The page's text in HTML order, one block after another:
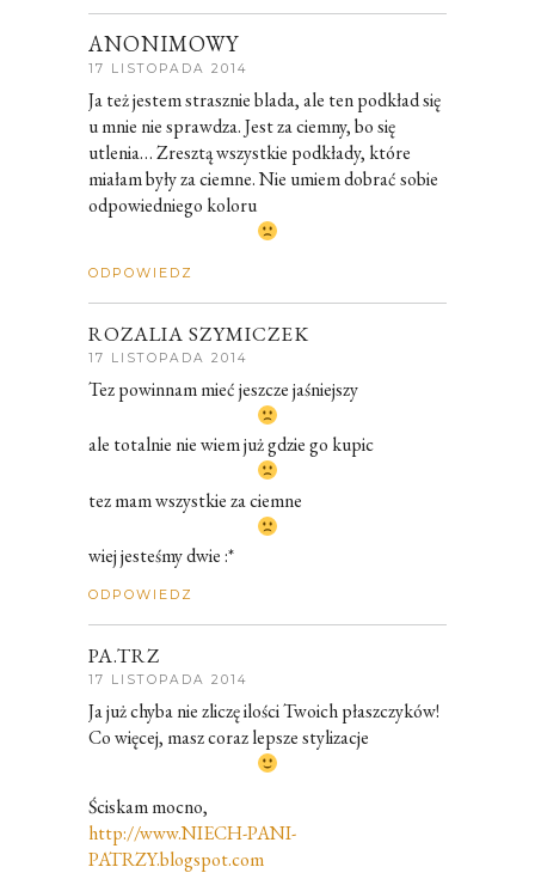
ANONIMOWY
17 LISTOPADA 2014
Ja też jestem strasznie blada, ale ten podkład się
u mnie nie sprawdza. Jest za ciemny, bo się
utlenia… Zresztą wszystkie podkłady, które
miałam były za ciemne. Nie umiem dobrać sobie
odpowiedniego koloru
ODPOWIEDZ
ROZALIA SZYMICZEK
17 LISTOPADA 2014
Tez powinnam mieć jeszcze jaśniejszy
ale totalnie nie wiem już gdzie go kupic
tez mam wszystkie za ciemne
wiej jesteśmy dwie :*
ODPOWIEDZ
PA.TRZ
17 LISTOPADA 2014
Ja już chyba nie zliczę ilości Twoich płaszczyków!
Co więcej, masz coraz lepsze stylizacje
Ściskam mocno,
http://www.NIECH-PANI-
PATRZY.blogspot.com